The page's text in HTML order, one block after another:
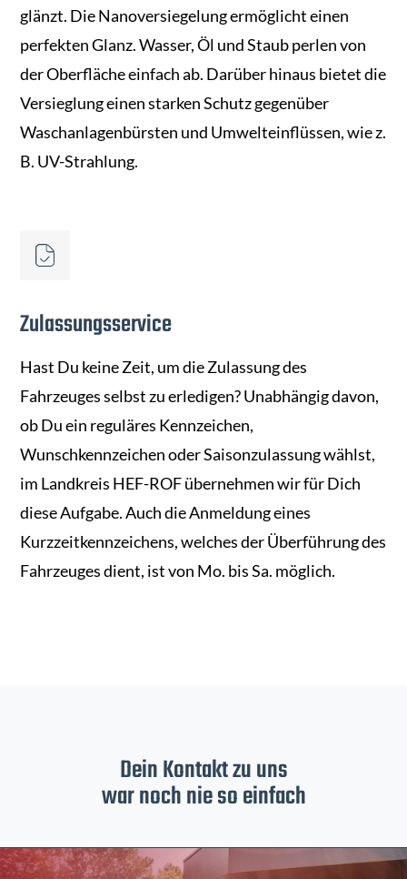
glänzt. Die Nanoversiegelung ermöglicht einen
perfekten Glanz. Wasser, Öl und Staub perlen von
der Oberfläche einfach ab. Darüber hinaus bietet die
Versieglung einen starken Schutz gegenüber
Waschanlagenbürsten und Umwelteinflüssen, wie z.
B. UV-Strahlung.
Zulassungsservice
Hast Du keine Zeit, um die Zulassung des
Fahrzeuges selbst zu erledigen? Unabhängig davon,
ob Du ein reguläres Kennzeichen,
Wunschkennzeichen oder Saisonzulassung wählst,
im Landkreis HEF-ROF übernehmen wir für Dich
diese Aufgabe. Auch die Anmeldung eines
Kurzzeitkennzeichens, welches der Überführung des
Fahrzeuges dient, ist von Mo. bis Sa. möglich.
Dein Kontakt zu uns
war noch nie so einfach